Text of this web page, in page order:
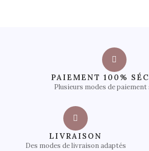
PAIEMENT 100%
Plusieurs modes de paiement
LIVRAISON
Des modes de livraison adaptés